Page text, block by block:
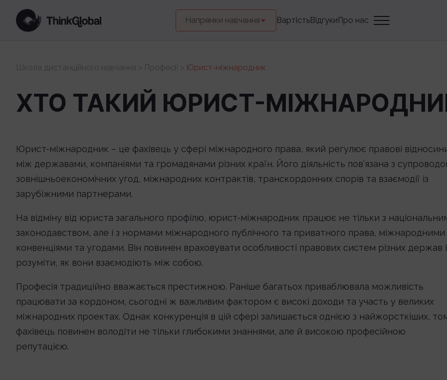
Напрямки навчання ВартістьВідгукиПро нас
Школа дистанційного навчання > Професії > Юрист-міжнародник
ХТО ТАКИЙ ЮРИСТ-
Юрист-міжнародник – це фахівець у сфері міжнародного права, який регулює правові
між державами, компаніями та громадянами різних країн. Його діяльність пов’язана з
зовнішньоекономічних угод, міжнародних контрактів, транскордонних спорів та взаємодії із
зарубіжними партнерами.
На відміну від юриста загального профілю, юрист-міжнародник працює не тільки з
законодавством, але і з нормами міжнародного публічного та приватного права, міжнародними
конвенціями та угодами. Він повинен враховувати особливості правових систем різних держав і
розуміти, як вони взаємодіють між собою.
Професія традиційно вважається престижною. Раніше багатьох приваблювала можливість
працювати за кордоном, сьогодні ж важливим фактором є високі доходи та участь у великих
міжнародних проектах. Однак конкуренція в цій сфері залишається однією з найжорсткіших,
фахівець повинен володіти не тільки глибокими знаннями, але й високою професійною
репутацією.